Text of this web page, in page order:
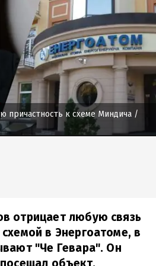
причастность к схеме Миндича /
отрицает любую связь
в Энергоатоме, в
"Че Гевара". Он
объект,